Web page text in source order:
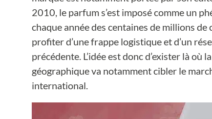
2010, le parfum s’est imposé comme un
chaque année des centaines de millions de
profiter d’une frappe logistique et d’un
précédente. L’idée est donc d’exister là où
géographique va notamment cibler le
international.